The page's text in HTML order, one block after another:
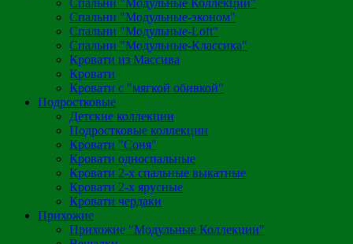
Спальни "Модульные Коллекции"
Спальни "Модульные-эконом"
Спальни "Модульные-Loft"
Спальни "Модульные-Классика"
Кровати из Массива
Кровати
Кровати с "мягкой обивкой"
Подростковые
Детские коллекции
Подростковые коллекции
Кровати "Соня"
Кровати односпальные
Кровати 2-х спальные выкатные
Кровати 2-х ярусные
Кровати чердаки
Прихожие
Прихожие "Модульные Коллекции"